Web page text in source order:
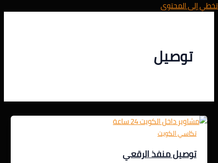
تخطي إلى المحتوى
توصيل
تكاسي الكويت
توصيل منفذ الرقعي